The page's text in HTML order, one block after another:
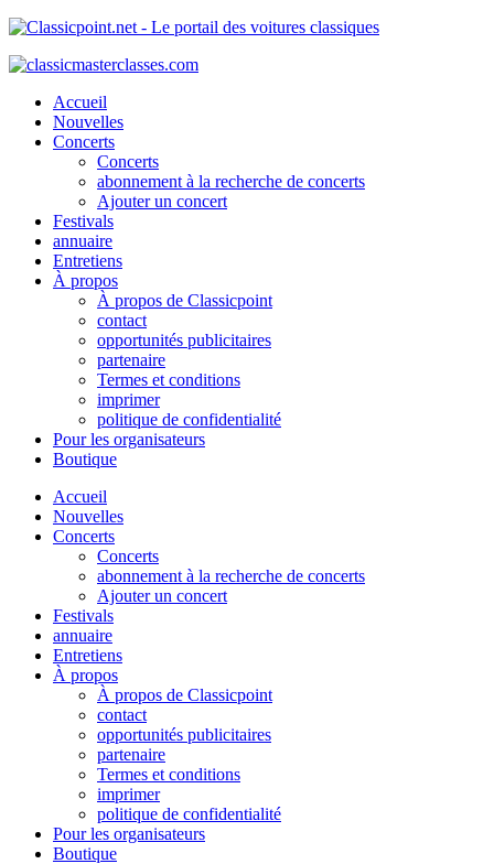
Accueil
Nouvelles
Concerts
Concerts
abonnement à la recherche de concerts
Ajouter un concert
Festivals
annuaire
Entretiens
À propos
À propos de Classicpoint
contact
opportunités publicitaires
partenaire
Termes et conditions
imprimer
politique de confidentialité
Pour les organisateurs
Boutique
Accueil
Nouvelles
Concerts
Concerts
abonnement à la recherche de concerts
Ajouter un concert
Festivals
annuaire
Entretiens
À propos
À propos de Classicpoint
contact
opportunités publicitaires
partenaire
Termes et conditions
imprimer
politique de confidentialité
Pour les organisateurs
Boutique